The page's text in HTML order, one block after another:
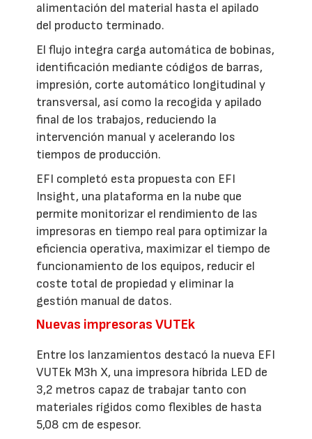
alimentación del material hasta el apilado
del producto terminado.
El flujo integra carga automática de bobinas,
identificación mediante códigos de barras,
impresión, corte automático longitudinal y
transversal, así como la recogida y apilado
final de los trabajos, reduciendo la
intervención manual y acelerando los
tiempos de producción.
EFI completó esta propuesta con EFI
Insight, una plataforma en la nube que
permite monitorizar el rendimiento de las
impresoras en tiempo real para optimizar la
eficiencia operativa, maximizar el tiempo de
funcionamiento de los equipos, reducir el
coste total de propiedad y eliminar la
gestión manual de datos.
Nuevas impresoras VUTEk
Entre los lanzamientos destacó la nueva EFI
VUTEk M3h X, una impresora híbrida LED de
3,2 metros capaz de trabajar tanto con
materiales rígidos como flexibles de hasta
5,08 cm de espesor.